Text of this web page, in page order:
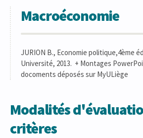
Macroéconomie
JURION B., Economie politique,4ème
Université, 2013. + Montages
docoments déposés sur MyULiège
Modalités
critères